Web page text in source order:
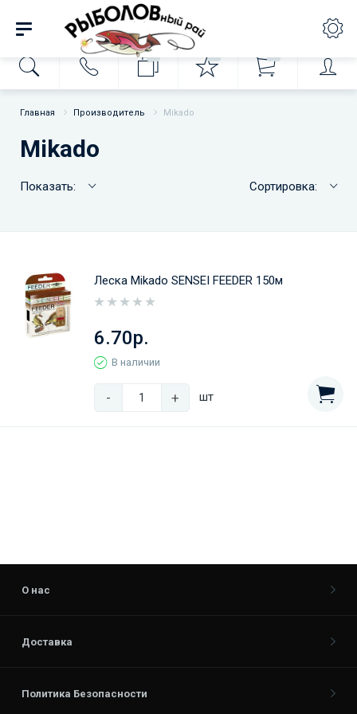
Главная Производитель Mikado
Mikado
Показать: Сортировка:
Леска Mikado SENSEI FEEDER 150м
6.70р.
В наличии
- + шт
О нас
Доставка
Политика Безопасности